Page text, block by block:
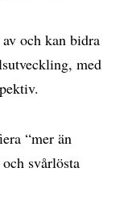
och kan bidra
med
“mer än
svårlösta